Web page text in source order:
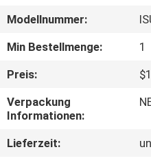
FABRIK-
AUSFLUG
TRETEN
Modellnummer:
Min Bestellmenge:
1
Preis:
Verpackung
Informationen:
Lieferzeit: